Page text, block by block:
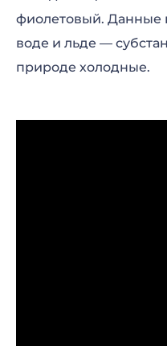
фиолетовый. Данные
воде и льде —
природе холодные.